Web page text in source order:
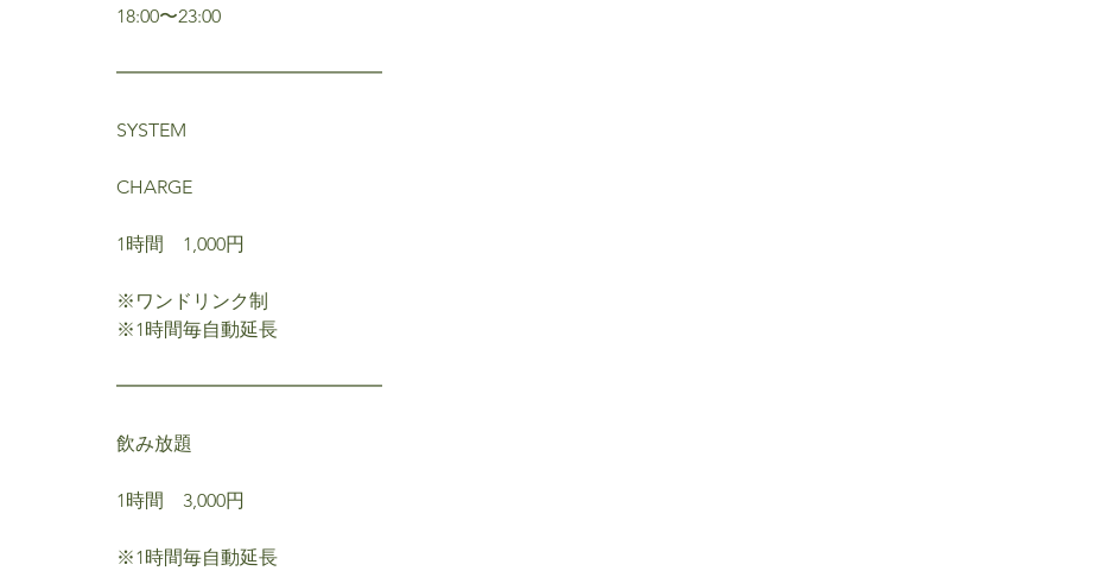
18:00〜23:00
━━━━━━━━━━━━━━
SYSTEM
CHARGE
1時間 1,000円
※ワンドリンク制
※1時間毎自動延長
━━━━━━━━━━━━━━
飲み放題
1時間 3,000円
※1時間毎自動延長